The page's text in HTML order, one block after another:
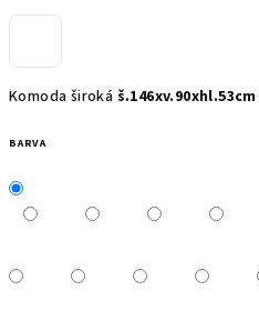
Komoda široká š.146xv.90xhl.53cm
BARVA